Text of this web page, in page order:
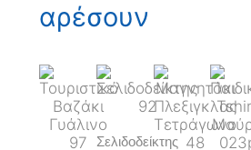
αρέσουν
Σελιδοδείκτης